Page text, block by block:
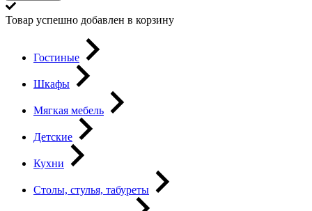
Товар успешно добавлен в корзину
Гостиные
Шкафы
Мягкая мебель
Детские
Кухни
Столы, стулья, табуреты